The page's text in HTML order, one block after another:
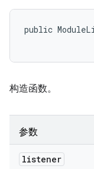
public
构造函数。
参数
listener